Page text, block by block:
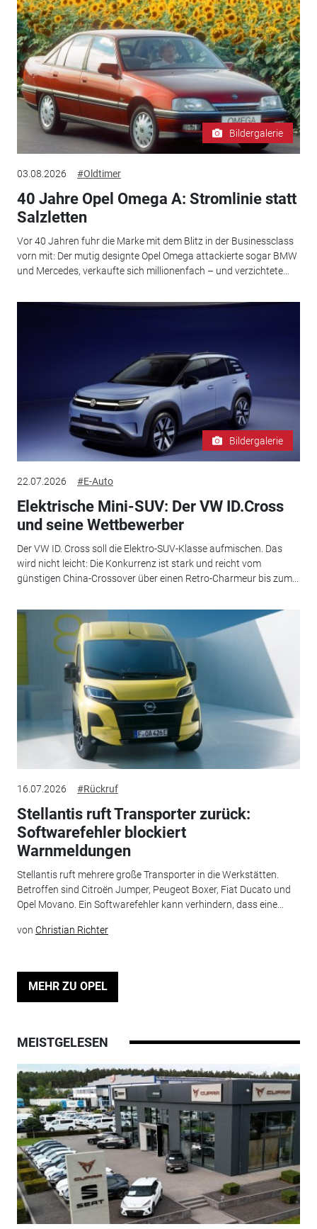
Bildergalerie
03.08.2026 #Oldtimer
40 Jahre Opel Omega A: Stromlinie statt
Salzletten
Vor 40 Jahren fuhr die Marke mit dem Blitz in der Businessclass
vorn mit: Der mutig designte Opel Omega attackierte sogar BMW
und Mercedes, verkaufte sich millionenfach – und verzichtete...
Bildergalerie
22.07.2026 #E-Auto
Elektrische Mini-SUV: Der VW ID.Cross
und seine Wettbewerber
Der VW ID. Cross soll die Elektro-SUV-Klasse aufmischen. Das
wird nicht leicht: Die Konkurrenz ist stark und reicht vom
günstigen China-Crossover über einen Retro-Charmeur bis zum...
16.07.2026 #Rückruf
Stellantis ruft Transporter zurück:
Softwarefehler blockiert
Warnmeldungen
Stellantis ruft mehrere große Transporter in die Werkstätten.
Betroffen sind Citroën Jumper, Peugeot Boxer, Fiat Ducato und
Opel Movano. Ein Softwarefehler kann verhindern, dass eine...
von Christian Richter
MEHR ZU OPEL
MEISTGELESEN